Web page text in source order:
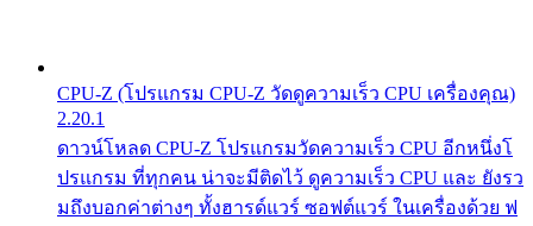
CPU-Z (โปรแกรม CPU-Z วัดดูความเร็ว CPU เครื่องคุณ)
2.20.1
ดาวน์โหลด CPU-Z โปรแกรมวัดความเร็ว CPU อีกหนึ่งโ
ปรแกรม ที่ทุกคน น่าจะมีติดไว้ ดูความเร็ว CPU และ ยังรว
มถึงบอกค่าต่างๆ ทั้งฮารด์แวร์ ซอฟต์แวร์ ในเครื่องด้วย ฟ